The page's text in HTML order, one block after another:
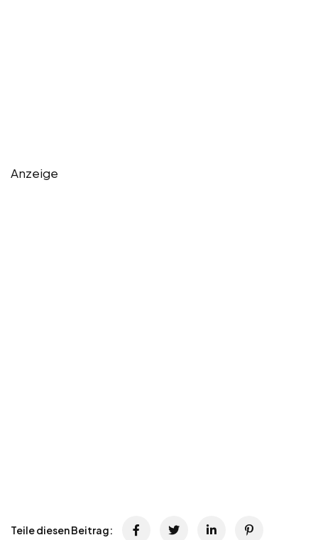
Anzeige
Teile diesen Beitrag: